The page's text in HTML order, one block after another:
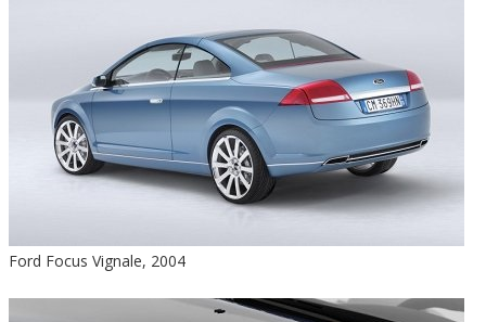
Ford Focus Vignale, 2004